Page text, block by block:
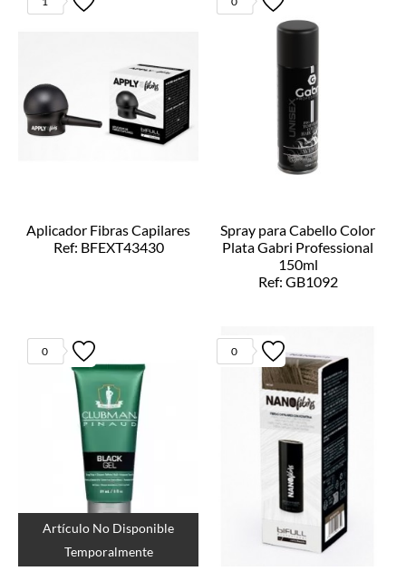
Aplicador Fibras Capilares
Ref: BFEXT43430
Spray para Cabello Color
Plata Gabri Professional
150ml
Ref: GB1092
Artículo No Disponible
Temporalmente
0 0